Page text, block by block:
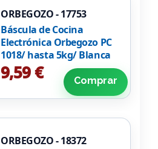
ORBEGOZO - 17753
Báscula de Cocina
Electrónica Orbegozo PC
1018/ hasta 5kg/ Blanca
9,59 € Comprar
ORBEGOZO - 18372